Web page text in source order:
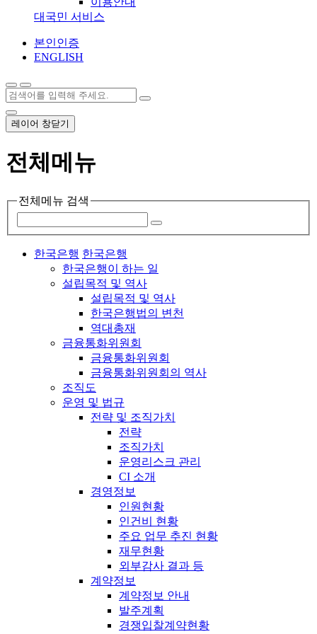
대국민 서비스
본인인증
ENGLISH
레이어 창닫기
전체메뉴
전체메뉴 검색
한국은행 한국은행
한국은행이 하는 일
설립목적 및 역사
설립목적 및 역사
한국은행법의 변천
역대총재
금융통화위원회
금융통화위원회
금융통화위원회의 역사
조직도
운영 및 법규
전략 및 조직가치
전략
조직가치
운영리스크 관리
CI 소개
경영정보
인원현황
인건비 현황
주요 업무 추진 현황
재무현황
외부감사 결과 등
계약정보
계약정보 안내
발주계획
경쟁입찰계약현황